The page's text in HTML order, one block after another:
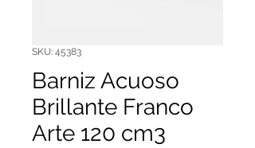
SKU: 45383
Barniz Acuoso
Brillante Franco
Arte 120 cm3